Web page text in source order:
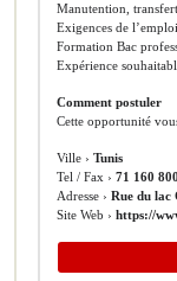
Manutention,
Exigences de
Formation Bac
Expérience
Comment postuler
Cette opportunité
Ville ›Tunis
Tel / Fax ›71 160
Adresse ›Rue du lac
Site Web ›https://